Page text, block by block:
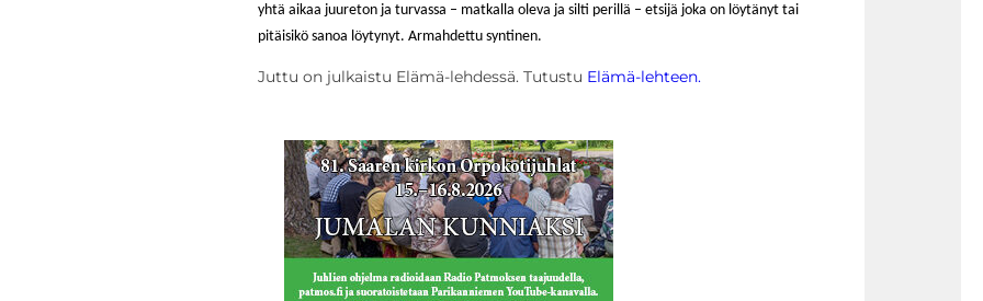
yhtä aikaa juureton ja turvassa – matkalla oleva ja silti perillä – etsijä joka on löytänyt tai
pitäisikö sanoa löytynyt. Armahdettu syntinen.
Juttu on julkaistu Elämä-lehdessä. Tutustu Elämä-lehteen.